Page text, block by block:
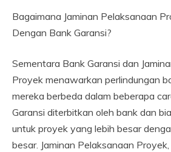
Bagaimana Jaminan Pelaksanaan
Dengan Bank Garansi?
Sementara Bank Garansi dan
Proyek menawarkan perlindungan
mereka berbeda dalam beberapa
Garansi diterbitkan oleh bank dan
untuk proyek yang lebih besar
besar. Jaminan Pelaksanaan Proyek,